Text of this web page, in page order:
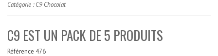
Catégorie :C9 Chocolat
C9 EST UN PACK DE 5 PRODUITS
Référence 476